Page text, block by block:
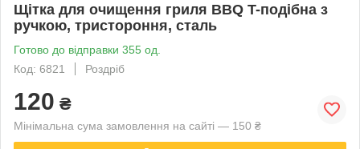
Щітка для очищення гриля BBQ T-подібна з
ручкою, тристороння, сталь
Готово до відправки 355 од.
Код: 6821
Роздріб
120 ₴
Мінімальна сума замовлення на сайті — 150 ₴